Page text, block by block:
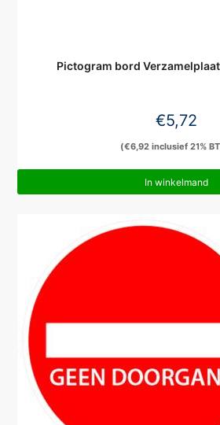
Pictogram bord
€5,72
(€6,92inclusief 21%
In winkelmand